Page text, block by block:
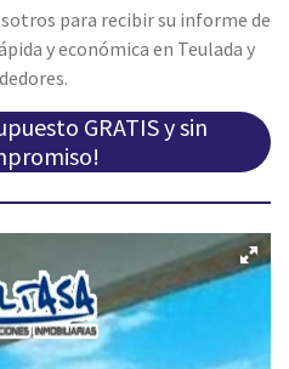
para recibir su informe de
y económica en Teulada y
GRATIS y sin